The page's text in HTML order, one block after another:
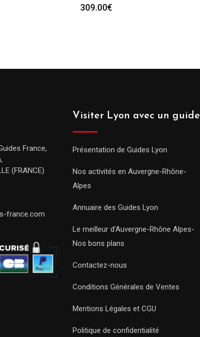
309.00€
France,
(FRANCE)
france.com
Visiter Lyon avec un guide
Présentation de Guides Lyon
Nos activités en Auvergne-Rhône-
Alpes
Annuaire des Guides Lyon
Le meilleur d’Auvergne-Rhône Alpes-
Nos bons plans
Contactez-nous
Conditions Générales de Ventes
Mentions Légales et CGU
Politique de confidentialité